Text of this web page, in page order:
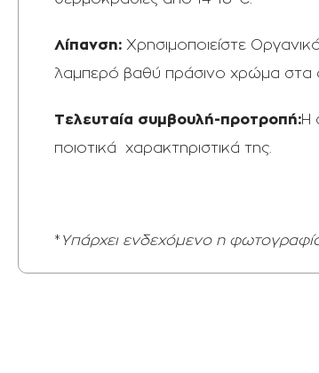
Λίπανση: Χρησιμοποιείστε
λαμπερό βαθύ πράσινο χρώμα στα
Τελευταία συμβουλή-προτροπή:Η
ποιοτικά χαρακτηριστικά της.
* Υπάρχει ενδεχόμενο η